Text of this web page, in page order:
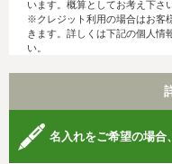
います。概算としてお考え下さ
※クレジット利用の場合はお客
きます。詳しくは下記の個人情
い。
名入れをご希望の場合